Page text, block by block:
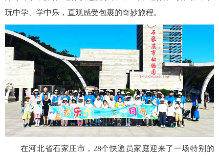
玩中学、学中乐，直观感受包裹的奇妙旅程。
在河北省石家庄市，28个快递员家庭迎来了一场特别的